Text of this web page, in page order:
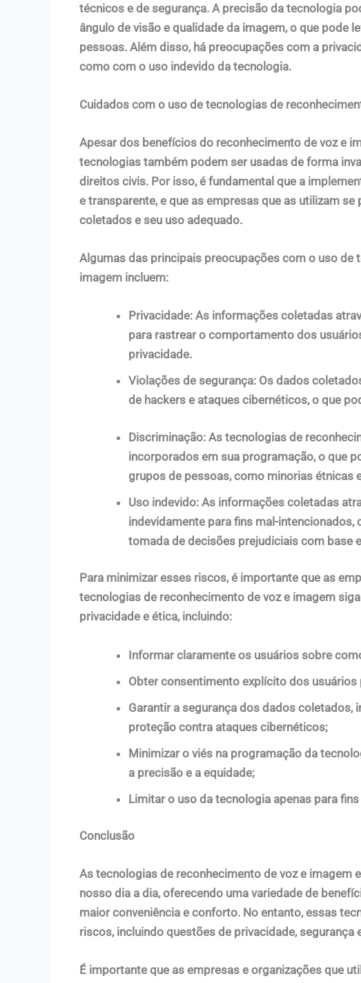
técnicos e de segurança. A precisão da tecnologia
ângulo de visão e qualidade da imagem, o que pode
pessoas. Além disso, há preocupações com a
como com o uso indevido da tecnologia.
Cuidados com o uso de tecnologias de
Apesar dos benefícios do reconhecimento de voz e
tecnologias também podem ser usadas de forma
direitos civis. Por isso, é fundamental que a
e transparente, e que as empresas que as utilizam
coletados e seu uso adequado.
Algumas das principais preocupações com o uso de
imagem incluem:
Privacidade: As informações coletadas
para rastrear o comportamento dos
privacidade.
Violações de segurança: Os dados
de hackers e ataques cibernéticos, o que
Discriminação: As tecnologias de
incorporados em sua programação, o que
grupos de pessoas, como minorias étnicas
Uso indevido: As informações coletadas
indevidamente para fins mal-
tomada de decisões prejudiciais com base
Para minimizar esses riscos, é importante que as
tecnologias de reconhecimento de voz e imagem
privacidade e ética, incluindo:
Informar claramente os usuários sobre
Obter consentimento explícito dos usuários
Garantir a segurança dos dados coletados,
proteção contra ataques cibernéticos;
Minimizar o viés na programação da
a precisão e a equidade;
Limitar o uso da tecnologia apenas para
Conclusão
As tecnologias de reconhecimento de voz e imagem
nosso dia a dia, oferecendo uma variedade de
maior conveniência e conforto. No entanto, essas
riscos, incluindo questões de privacidade, segurança
É importante que as empresas e organizações que